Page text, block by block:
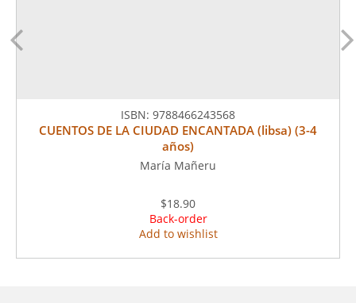
ISBN: 9788466243568
CUENTOS DE LA CIUDAD ENCANTADA (libsa) (3-4
años)
María Mañeru
$18.90
Back-order
Add to wishlist